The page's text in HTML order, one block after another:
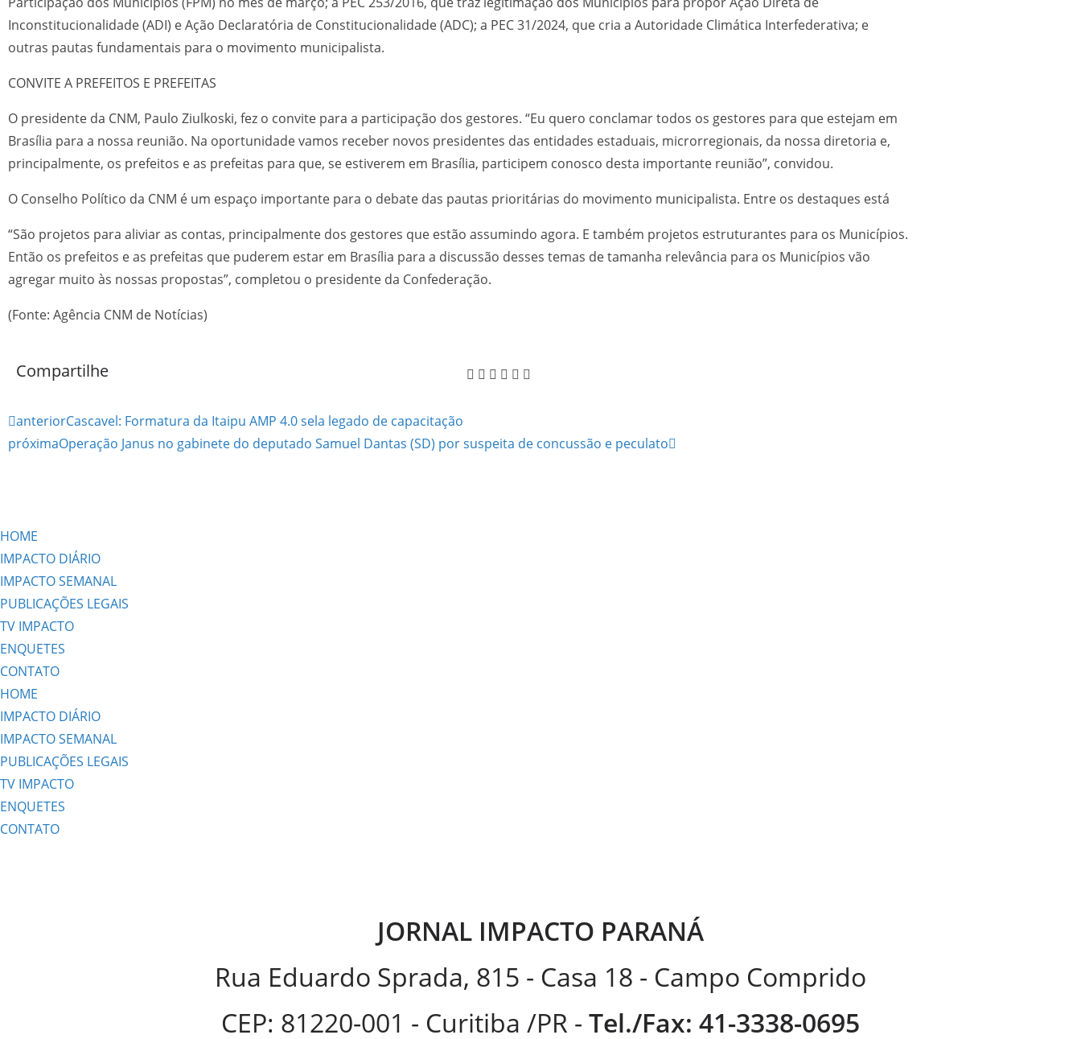
Inconstitucionalidade (ADI) e Ação Declaratória de Constitucionalidade (ADC); a PEC 31/2024, que cria a Autoridade Climática Interfederativa; e
outras pautas fundamentais para o movimento municipalista.
CONVITE A PREFEITOS E PREFEITAS
O presidente da CNM, Paulo Ziulkoski, fez o convite para a participação dos gestores. “Eu quero conclamar todos os gestores para que estejam em
Brasília para a nossa reunião. Na oportunidade vamos receber novos presidentes das entidades estaduais, microrregionais, da nossa diretoria e,
principalmente, os prefeitos e as prefeitas para que, se estiverem em Brasília, participem conosco desta importante reunião”, convidou.
O Conselho Político da CNM é um espaço importante para o debate das pautas prioritárias do movimento municipalista. Entre os destaques está
“São projetos para aliviar as contas, principalmente dos gestores que estão assumindo agora. E também projetos estruturantes para os Municípios.
Então os prefeitos e as prefeitas que puderem estar em Brasília para a discussão desses temas de tamanha relevância para os Municípios vão
agregar muito às nossas propostas”, completou o presidente da Confederação.
(Fonte: Agência CNM de Notícias)
Compartilhe
anteriorCascavel: Formatura da Itaipu AMP 4.0 sela legado de capacitação
próximaOperação Janus no gabinete do deputado Samuel Dantas (SD) por suspeita de concussão e peculato
HOME
IMPACTO DIÁRIO
IMPACTO SEMANAL
PUBLICAÇÕES LEGAIS
TV IMPACTO
ENQUETES
CONTATO
HOME
IMPACTO DIÁRIO
IMPACTO SEMANAL
PUBLICAÇÕES LEGAIS
TV IMPACTO
ENQUETES
CONTATO
JORNAL IMPACTO PARANÁ
Rua Eduardo Sprada, 815 - Casa 18 - Campo Comprido
CEP: 81220-001 - Curitiba /PR - Tel./Fax: 41-3338-0695